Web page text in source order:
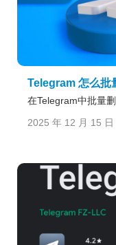
Telegram 怎么批
在Telegram中批量
2025 年 12 月 15 日